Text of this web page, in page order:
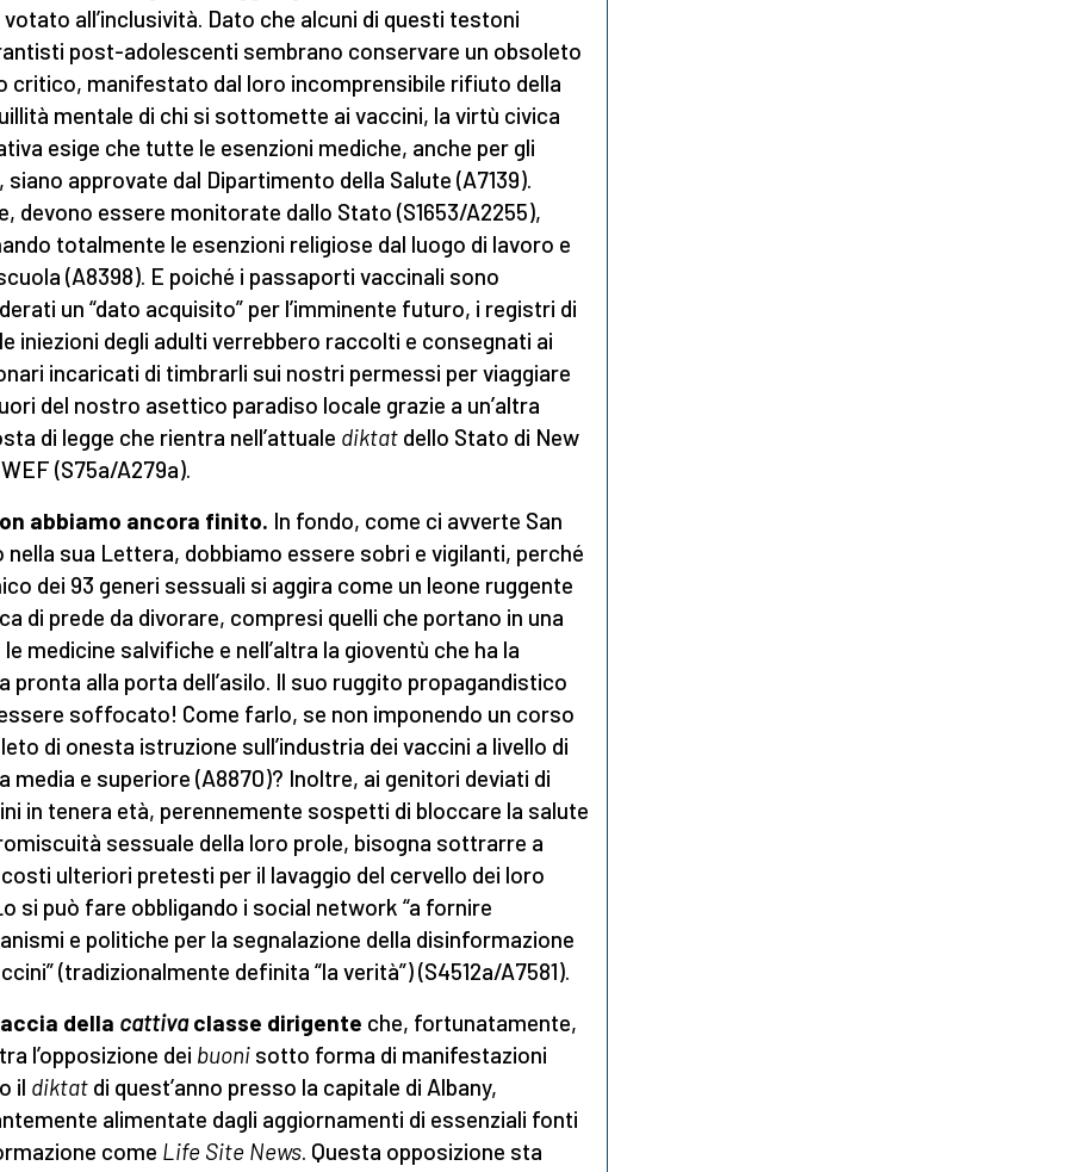
all’inclusività. Dato che alcuni di questi testoni
post-adolescenti sembrano conservare un obsoleto
critico, manifestato dal loro incomprensibile rifiuto della
mentale di chi si sottomette ai vaccini, la virtù civica
esige che tutte le esenzioni mediche, anche per gli
siano approvate dal Dipartimento della Salute (A7139).
devono essere monitorate dallo Stato (S1653/A2255),
totalmente le esenzioni religiose dal luogo di lavoro e
(A8398). E poiché i passaporti vaccinali sono
un “dato acquisito” per l’imminente futuro, i registri di
iniezioni degli adulti verrebbero raccolti e consegnati ai
incaricati di timbrarli sui nostri permessi per viaggiare
del nostro asettico paradiso locale grazie a un’altra
di legge che rientra nell’attuale diktat dello Stato di New
(S75a/A279a).
abbiamo ancora finito. In fondo, come ci avverte San
nella sua Lettera, dobbiamo essere sobri e vigilanti, perché
dei 93 generi sessuali si aggira come un leone ruggente
di prede da divorare, compresi quelli che portano in una
medicine salvifiche e nell’altra la gioventù che ha la
pronta alla porta dell’asilo. Il suo ruggito propagandistico
soffocato! Come farlo, se non imponendo un corso
di onesta istruzione sull’industria dei vaccini a livello di
media e superiore (A8870)? Inoltre, ai genitori deviati di
in tenera età, perennemente sospetti di bloccare la salute
sessuale della loro prole, bisogna sottrarre a
ulteriori pretesti per il lavaggio del cervello dei loro
si può fare obbligando i social network “a fornire
e politiche per la segnalazione della disinformazione
(tradizionalmente definita “la verità”) (S4512a/A7581).
della cattivaclasse dirigente che, fortunatamente,
l’opposizione dei buoni sotto forma di manifestazioni
il diktat di quest’anno presso la capitale di Albany,
alimentate dagli aggiornamenti di essenziali fonti
come Life Site News. Questa opposizione sta